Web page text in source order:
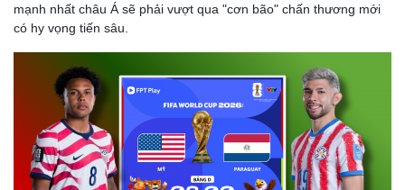
Bóng đá
Lịch thi đấu bóng đá
Thế giới thể thao
eSports
Hậu trường
Xe máy
Tư vấn
mạnh nhất châu Á sẽ phải vượt qua "cơn bão" chấn thương mới
có hy vọng tiến sâu.